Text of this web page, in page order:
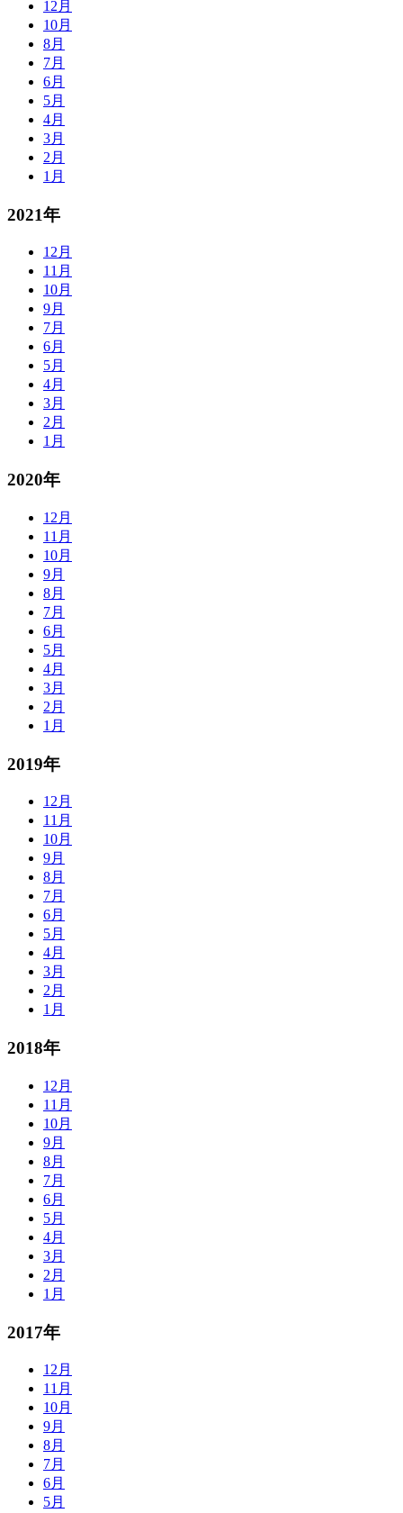
12月
10月
8月
7月
6月
5月
4月
3月
2月
1月
2021年
12月
11月
10月
9月
7月
6月
5月
4月
3月
2月
1月
2020年
12月
11月
10月
9月
8月
7月
6月
5月
4月
3月
2月
1月
2019年
12月
11月
10月
9月
8月
7月
6月
5月
4月
3月
2月
1月
2018年
12月
11月
10月
9月
8月
7月
6月
5月
4月
3月
2月
1月
2017年
12月
11月
10月
9月
8月
7月
6月
5月